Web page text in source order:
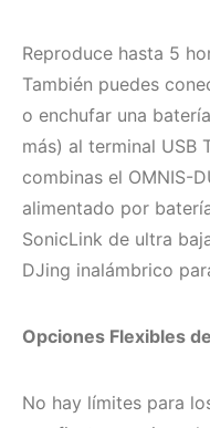
Reproduce hasta 5
También puedes
o enchufar una
más) al terminal USB
combinas el OMNIS-
alimentado por
SonicLink de ultra
DJing inalámbrico
Opciones Flexibles
No hay límites para